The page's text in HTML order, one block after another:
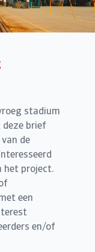
stadium
deze brief
de
het project.
een
en/of